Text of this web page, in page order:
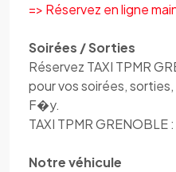
=> Réservez en ligne
Soirées / Sorties
Réservez TAXI TPMR
pour vos soirées,
F�y.
TAXI TPMR
Notre véhicule